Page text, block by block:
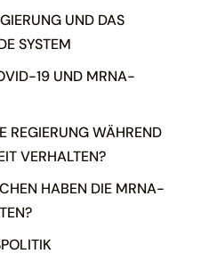
UND DAS
SYSTEM
19 UND MRNA-
REGIERUNG WÄHREND
VERHALTEN?
HABEN DIE MRNA-